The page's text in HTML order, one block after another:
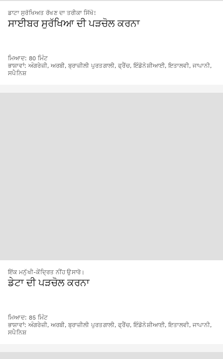
ਡਾਟਾ ਸੁਰੱਖਿਅਤ ਰੱਖਣ ਦਾ ਤਰੀਕਾ ਸਿੱਖੋ!
ਸਾਈਬਰ ਸੁਰੱਖਿਆ ਦੀ ਪੜਚੋਲ ਕਰਨਾ
ਮਿਆਦ: 80 ਮਿੰਟ
ਭਾਸ਼ਾਵਾਂ: ਅੰਗਰੇਜ਼ੀ, ਅਰਬੀ, ਬ੍ਰਾਜ਼ੀਲੀ ਪੁਰਤਗਾਲੀ, ਫ੍ਰੈਂਚ, ਇੰਡੋਨੇਸ਼ੀਆਈ, ਇਤਾਲਵੀ, ਜਾਪਾਨੀ,
ਸਪੈਨਿਸ਼
ਇੱਕ ਮਨੁੱਖੀ-ਕੇਂਦ੍ਰਿਤ ਨੀਂਹ ਉਸਾਰੋ।
ਡੇਟਾ ਦੀ ਪੜਚੋਲ ਕਰਨਾ
ਮਿਆਦ: 85 ਮਿੰਟ
ਭਾਸ਼ਾਵਾਂ: ਅੰਗਰੇਜ਼ੀ, ਅਰਬੀ, ਬ੍ਰਾਜ਼ੀਲੀ ਪੁਰਤਗਾਲੀ, ਫ੍ਰੈਂਚ, ਇੰਡੋਨੇਸ਼ੀਆਈ, ਇਤਾਲਵੀ, ਜਾਪਾਨੀ,
ਸਪੈਨਿਸ਼